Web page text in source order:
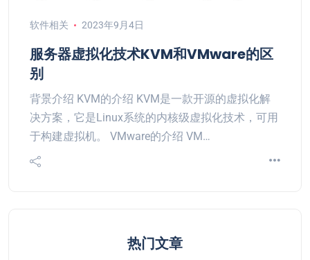
软件相关 2023年9月4日
服务器虚拟化技术KVM和VMware的区
别
背景介绍 KVM的介绍 KVM是一款开源的虚拟化解
决方案，它是Linux系统的内核级虚拟化技术，可用
于构建虚拟机。 VMware的介绍 VM…
热门文章